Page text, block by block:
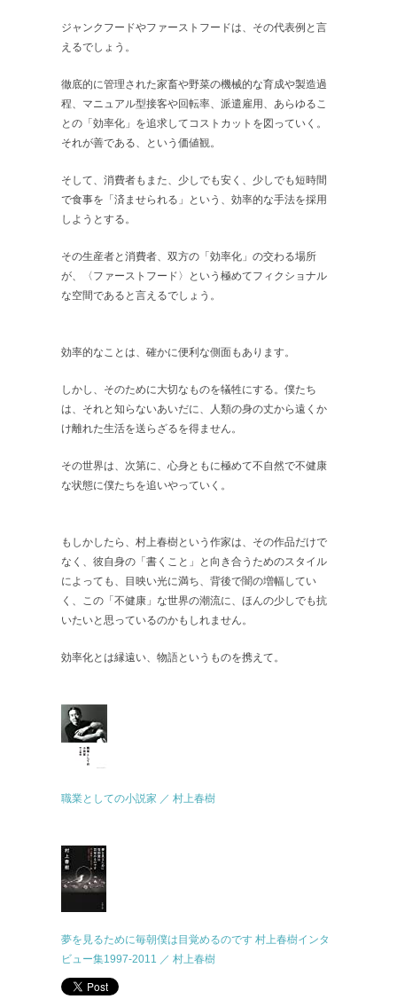
ジャンクフードやファーストフードは、その代表例と言
えるでしょう。
徹底的に管理された家畜や野菜の機械的な育成や製造過
程、マニュアル型接客や回転率、派遣雇用、あらゆるこ
との「効率化」を追求してコストカットを図っていく。
それが善である、という価値観。
そして、消費者もまた、少しでも安く、少しでも短時間
で食事を「済ませられる」という、効率的な手法を採用
しようとする。
その生産者と消費者、双方の「効率化」の交わる場所
が、〈ファーストフード〉という極めてフィクショナル
な空間であると言えるでしょう。
効率的なことは、確かに便利な側面もあります。
しかし、そのために大切なものを犠牲にする。僕たち
は、それと知らないあいだに、人類の身の丈から遠くか
け離れた生活を送らざるを得ません。
その世界は、次第に、心身ともに極めて不自然で不健康
な状態に僕たちを追いやっていく。
もしかしたら、村上春樹という作家は、その作品だけで
なく、彼自身の「書くこと」と向き合うためのスタイル
によっても、目映い光に満ち、背後で闇の増幅してい
く、この「不健康」な世界の潮流に、ほんの少しでも抗
いたいと思っているのかもしれません。
効率化とは縁遠い、物語というものを携えて。
職業としての小説家 ／ 村上春樹
夢を見るために毎朝僕は目覚めるのです 村上春樹インタ
ビュー集1997-2011 ／ 村上春樹